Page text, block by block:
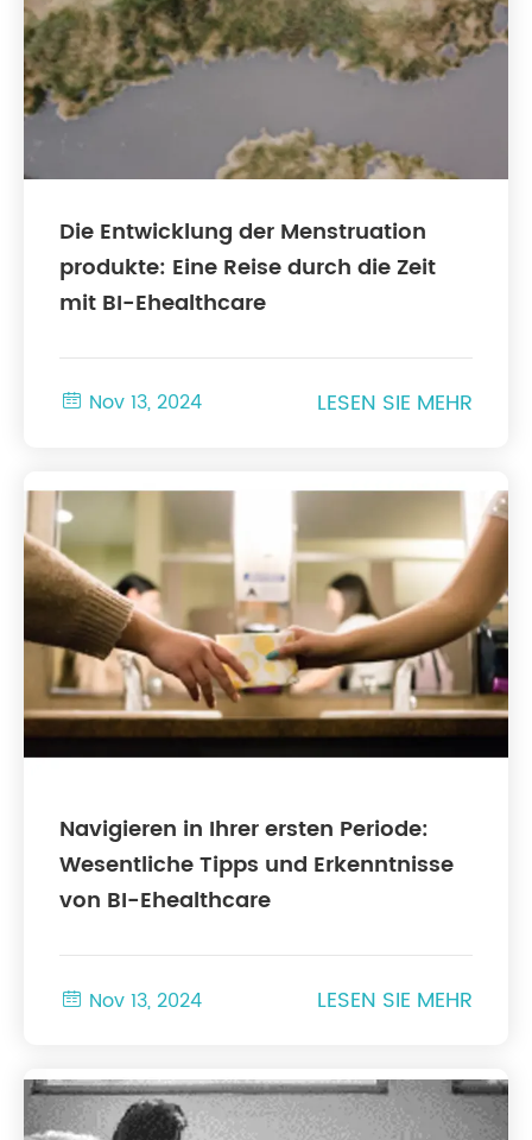
Die Entwicklung der Menstruation
produkte: Eine Reise durch die Zeit
mit BI-Ehealthcare
 Nov 13, 2024 LESEN SIE MEHR
Navigieren in Ihrer ersten Periode:
Wesentliche Tipps und Erkenntnisse
von BI-Ehealthcare
 Nov 13, 2024 LESEN SIE MEHR